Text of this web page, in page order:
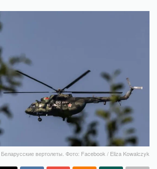
Беларусские вертолеты. Фото: Facebook / Eliza Kowalczyk